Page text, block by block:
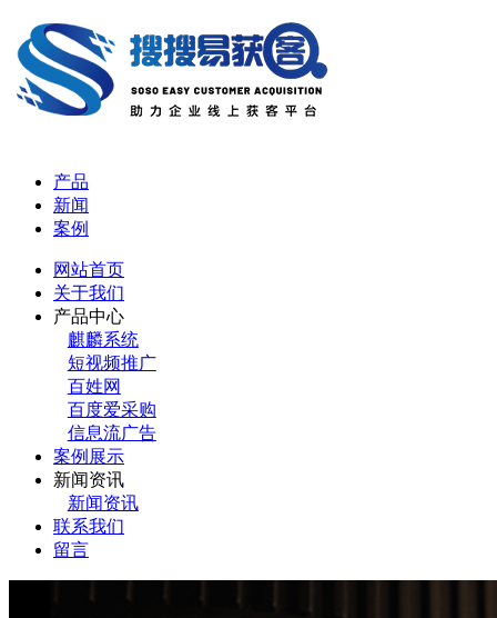
产品
新闻
案例
网站首页
关于我们
产品中心
麒麟系统
短视频推广
百姓网
百度爱采购
信息流广告
案例展示
新闻资讯
新闻资讯
联系我们
留言